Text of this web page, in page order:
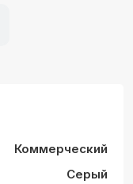
Коммерческий
Серый